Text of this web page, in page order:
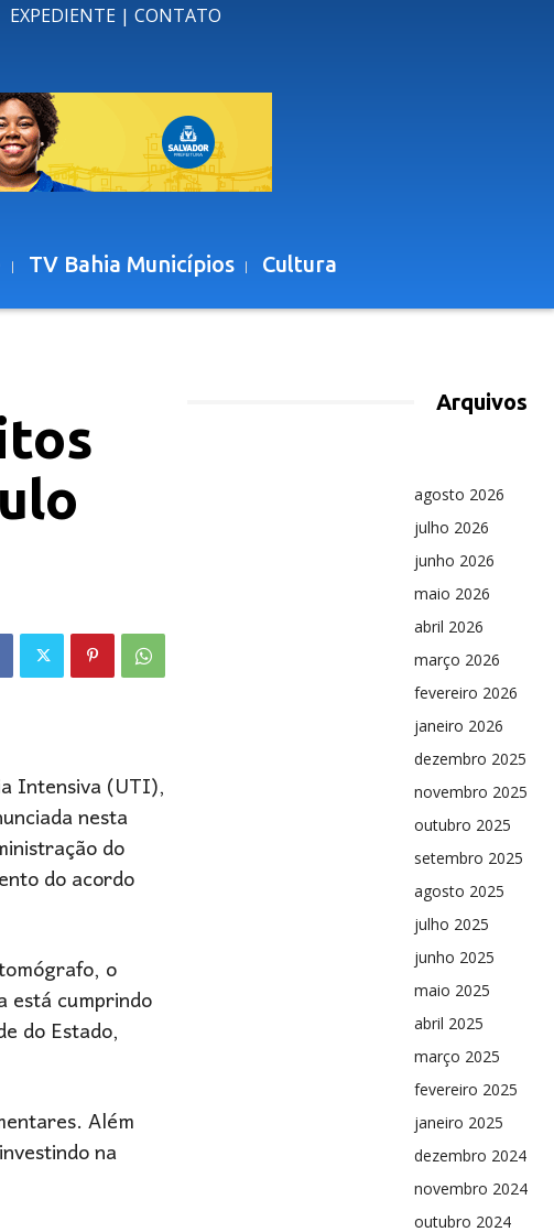
EXPEDIENTE | CONTATO
TV Bahia Municípios Cultura
Intensiva (UTI),
nesta
do
do acordo
o
está cumprindo
do Estado,
Além
na
Arquivos
agosto 2026
julho 2026
junho 2026
maio 2026
abril 2026
março 2026
fevereiro 2026
janeiro 2026
dezembro 2025
novembro 2025
outubro 2025
setembro 2025
agosto 2025
julho 2025
junho 2025
maio 2025
abril 2025
março 2025
fevereiro 2025
janeiro 2025
dezembro 2024
novembro 2024
outubro 2024